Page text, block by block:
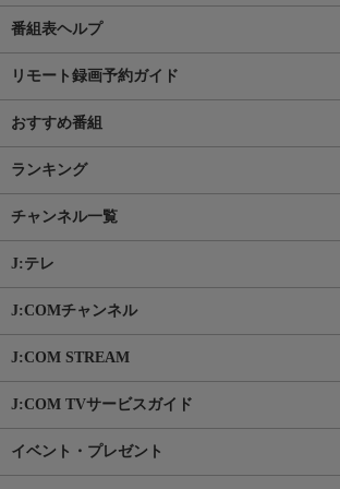
番組表ヘルプ
リモート録画予約ガイド
おすすめ番組
ランキング
チャンネル一覧
J:テレ
J:COMチャンネル
J:COM STREAM
J:COM TVサービスガイド
イベント・プレゼント